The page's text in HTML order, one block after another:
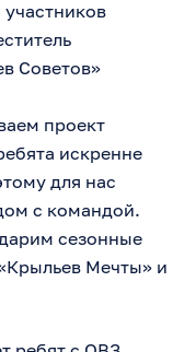
Советов»
проект
искренне
для нас
с командой.
сезонные
Мечты» и